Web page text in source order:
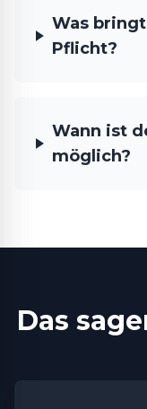
Was
Pflicht?
Wann ist
möglich?
Das